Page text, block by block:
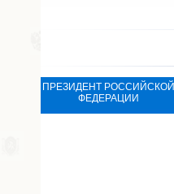
ПРЕЗИДЕНТ РОССИЙСКОЙ
ФЕДЕРАЦИИ